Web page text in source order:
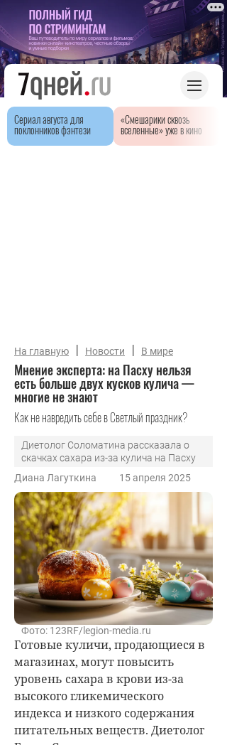
Сериал августа для
поклонников фэнтези
«Смешарики сквозь
вселенные» уже в кино
На главную | Новости | В мире
Мнение эксперта: на Пасху нельзя
есть больше двух кусков кулича —
многие не знают
Как не навредить себе в Светлый праздник?
Диетолог Соломатина рассказала о
скачках сахара из-за кулича на Пасху
Диана Лагуткина
15 апреля 2025
Фото: 123RF/legion-media.ru
Готовые куличи, продающиеся в
магазинах, могут повысить
уровень сахара в крови из-за
высокого гликемического
индекса и низкого содержания
питательных веществ. Диетолог